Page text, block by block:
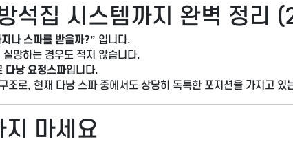
석집 시스템까지 완벽 정리
나 스파를 받을까?” 입니다.
망하는 경우도 적지 않습니다.
다낭 요정스파입니다.
조로, 현재 다낭 스파 중에서도 상당히 독특한 포지션을 가지고 있
마세요